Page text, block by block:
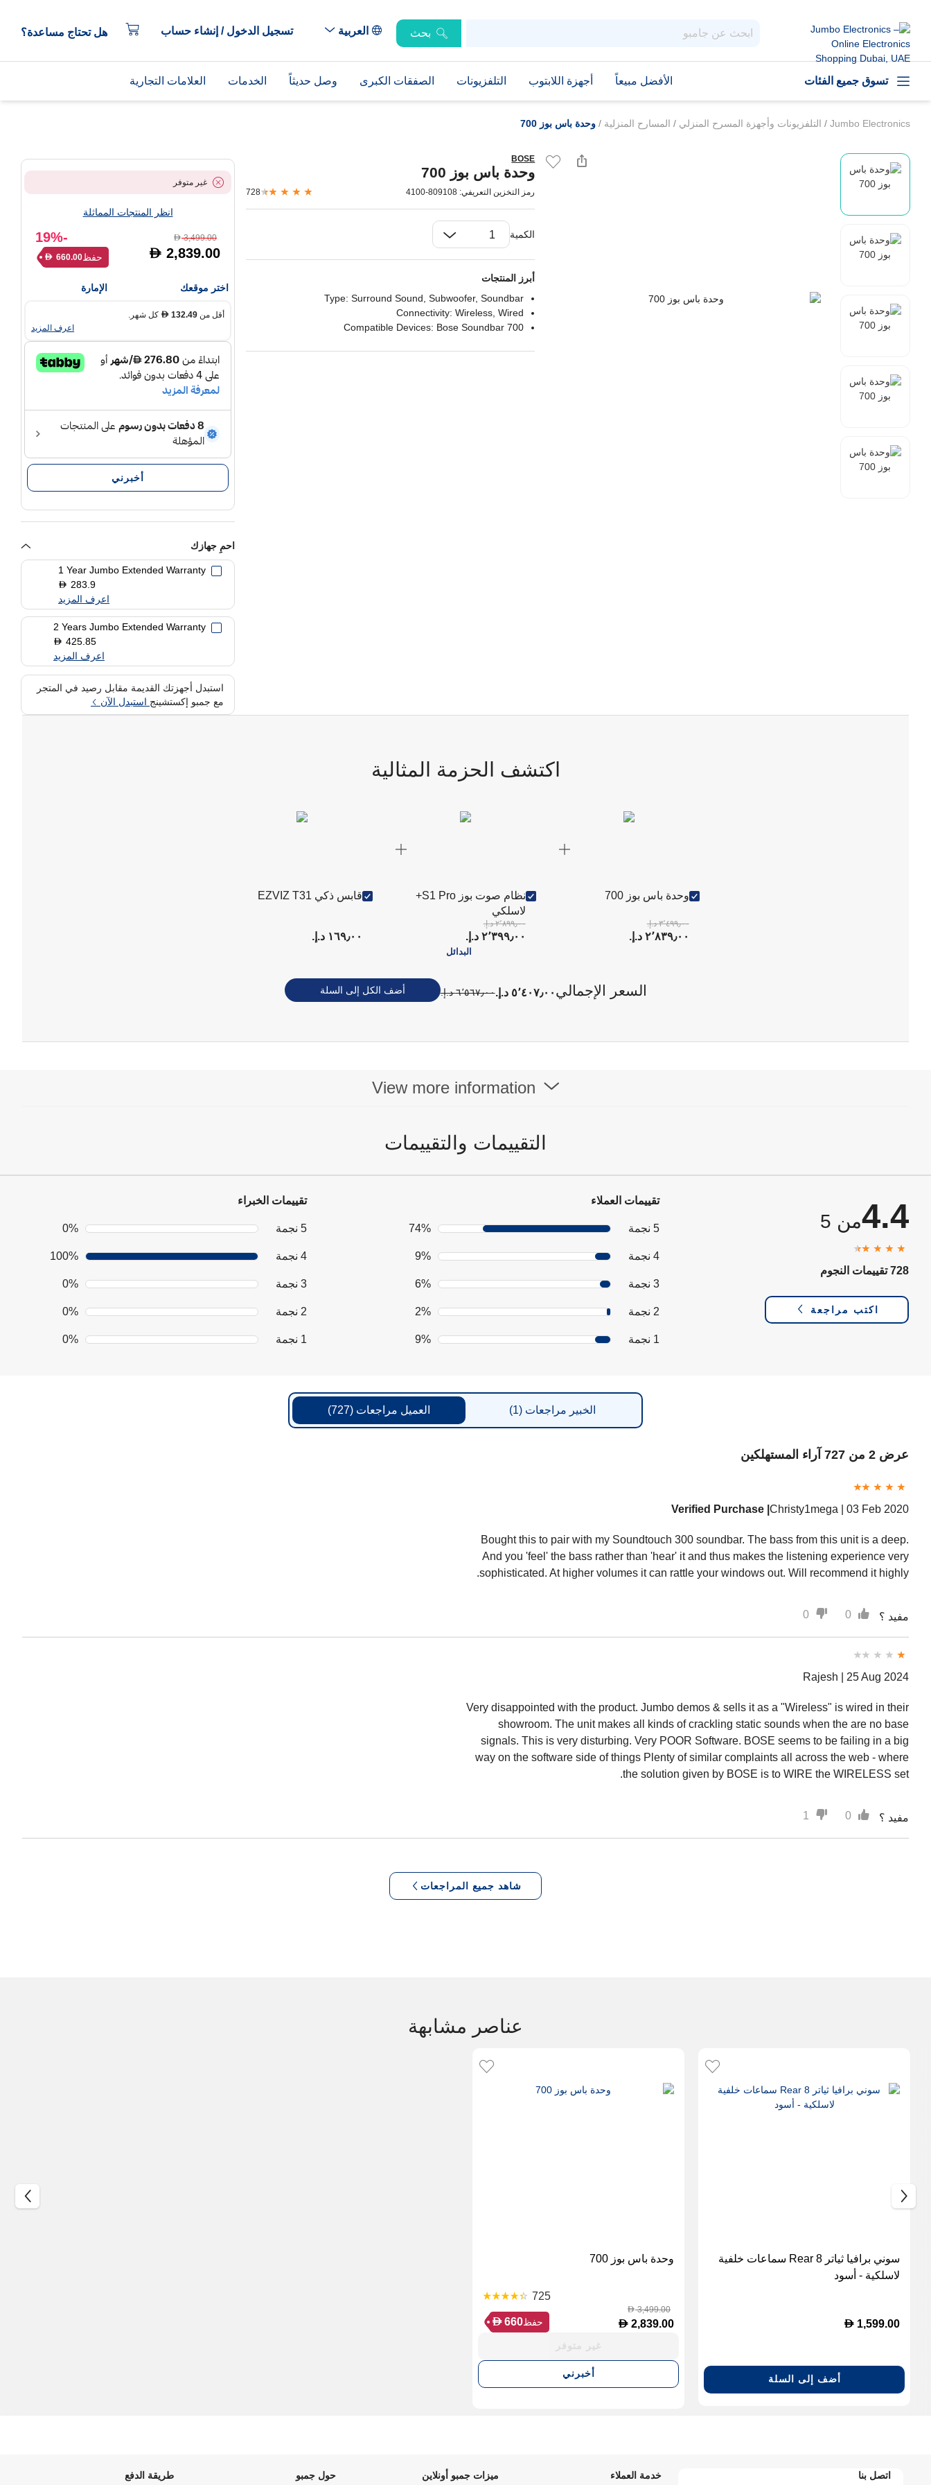
بحث العربية تسجيل الدخول / إنشاء حساب هل تحتاج مساعدة؟
تسوق جميع الفئات الأفضل مبيعاً أجهزة اللابتوب التلفزيونات الصفقات الكبرى وصل حديثاً الخدمات العلامات التجارية
Jumbo Electronics
/ التلفزيونات وأجهزة المسرح المنزلي / المسارح المنزلية / وحدة باس بوز 700
BOSE
وحدة باس بوز 700
رمز التخزين التعريفي: 809108-4100 728
الكمية
أبرز المنتجات
Type: Surround Sound, Subwoofer, Soundbar
Connectivity: Wireless, Wired
Compatible Devices: Bose Soundbar 700
غير متوفر
انظر المنتجات المماثلة
D3,499.00
D 2,839.00
-19%
حفظ D 660.00
اختر موقعك الإمارة
أقل من D 132.49
كل شهر.
اعرف المزيد
أخبرني
احمِ جهازك
1 Year Jumbo Extended Warranty
D 283.9
اعرف المزيد
2 Years Jumbo Extended Warranty
D 425.85
اعرف المزيد
استبدل أجهزتك القديمة مقابل رصيد في المتجر
مع جمبو إكستشينج استبدل الآن
اكتشف الحزمة المثالية
وحدة باس بوز 700
٢٬٨٣٩٫٠٠ د.إ.‏
٣٬٤٩٩٫٠٠ د.إ.‏
نظام صوت بوز S1 Pro+
لاسلكي
٢٬٣٩٩٫٠٠ د.إ.‏
٢٬٨٩٩٫٠٠ د.إ.‏
البدائل
قابس ذكي EZVIZ T31
١٦٩٫٠٠ د.إ.‏
السعر الإجمالي ٥٬٤٠٧٫٠٠ د.إ.‏ ٦٬٥٦٧٫٠٠ د.إ.‏ أضف الكل إلى السلة
View more information
التقييمات والتقييمات
4.4من 5
728 تقييمات النجوم
اكتب مراجعة
تقييمات العملاء
5 نجمة 74%
4 نجمة 9%
3 نجمة 6%
2 نجمة 2%
1 نجمة 9%
تقييمات الخبراء
5 نجمة 0%
4 نجمة 100%
3 نجمة 0%
2 نجمة 0%
1 نجمة 0%
العميل مراجعات (727) الخبير مراجعات (1)
عرض 2 من 727 آراء المستهلكين
Verified Purchase | Christy1mega | 03 Feb 2020
Bought this to pair with my Soundtouch 300 soundbar. The bass from this unit is a deep.
And you 'feel' the bass rather than 'hear' it and thus makes the listening experience very
sophisticated. At higher volumes it can rattle your windows out. Will recommend it highly.
مفيد ؟ 0
0
Rajesh | 25 Aug 2024
Very disappointed with the product. Jumbo demos & sells it as a "Wireless" is wired in their
showroom. The unit makes all kinds of crackling static sounds when the are no base
signals. This is very disturbing. Very POOR Software. BOSE seems to be failing in a big
way on the software side of things Plenty of similar complaints all across the web - where
the solution given by BOSE is to WIRE the WIRELESS set.
مفيد ؟ 0
1
شاهد جميع المراجعات
عناصر مشابهة
سوني برافيا ثياتر Rear 8 سماعات خلفية
لاسلكية - أسود
D 1,599.00
أضف إلى السلة
وحدة باس بوز 700
725
D3,499.00
D 2,839.00 حفظ D 660
أخبرني
اتصل بنا خدمة العملاء ميزات جمبو أونلاين حول جمبو طريقة الدفع